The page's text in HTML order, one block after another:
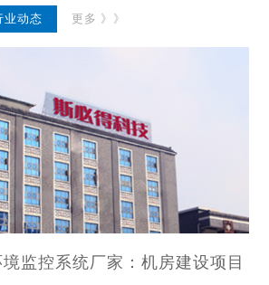
业动态 更多 》》
监控系统厂家：机房建设项目